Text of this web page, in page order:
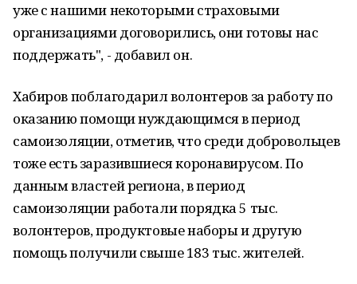
уже с нашими некоторыми страховыми
организациями договорились, они готовы нас
поддержать", - добавил он.
Хабиров поблагодарил волонтеров за работу по
оказанию помощи нуждающимся в период
самоизоляции, отметив, что среди добровольцев
тоже есть заразившиеся коронавирусом. По
данным властей региона, в период
самоизоляции работали порядка 5 тыс.
волонтеров, продуктовые наборы и другую
помощь получили свыше 183 тыс. жителей.